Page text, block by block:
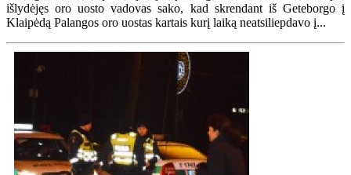
išlydėjęs oro uosto vadovas sako, kad skrendant iš Geteborgo į
Klaipėdą Palangos oro uostas kartais kurį laiką neatsiliepdavo į...